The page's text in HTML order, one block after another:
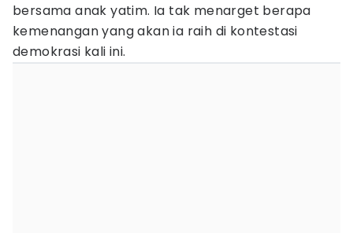
bersama anak yatim. Ia tak menarget berapa
kemenangan yang akan ia raih di kontestasi
demokrasi kali ini.